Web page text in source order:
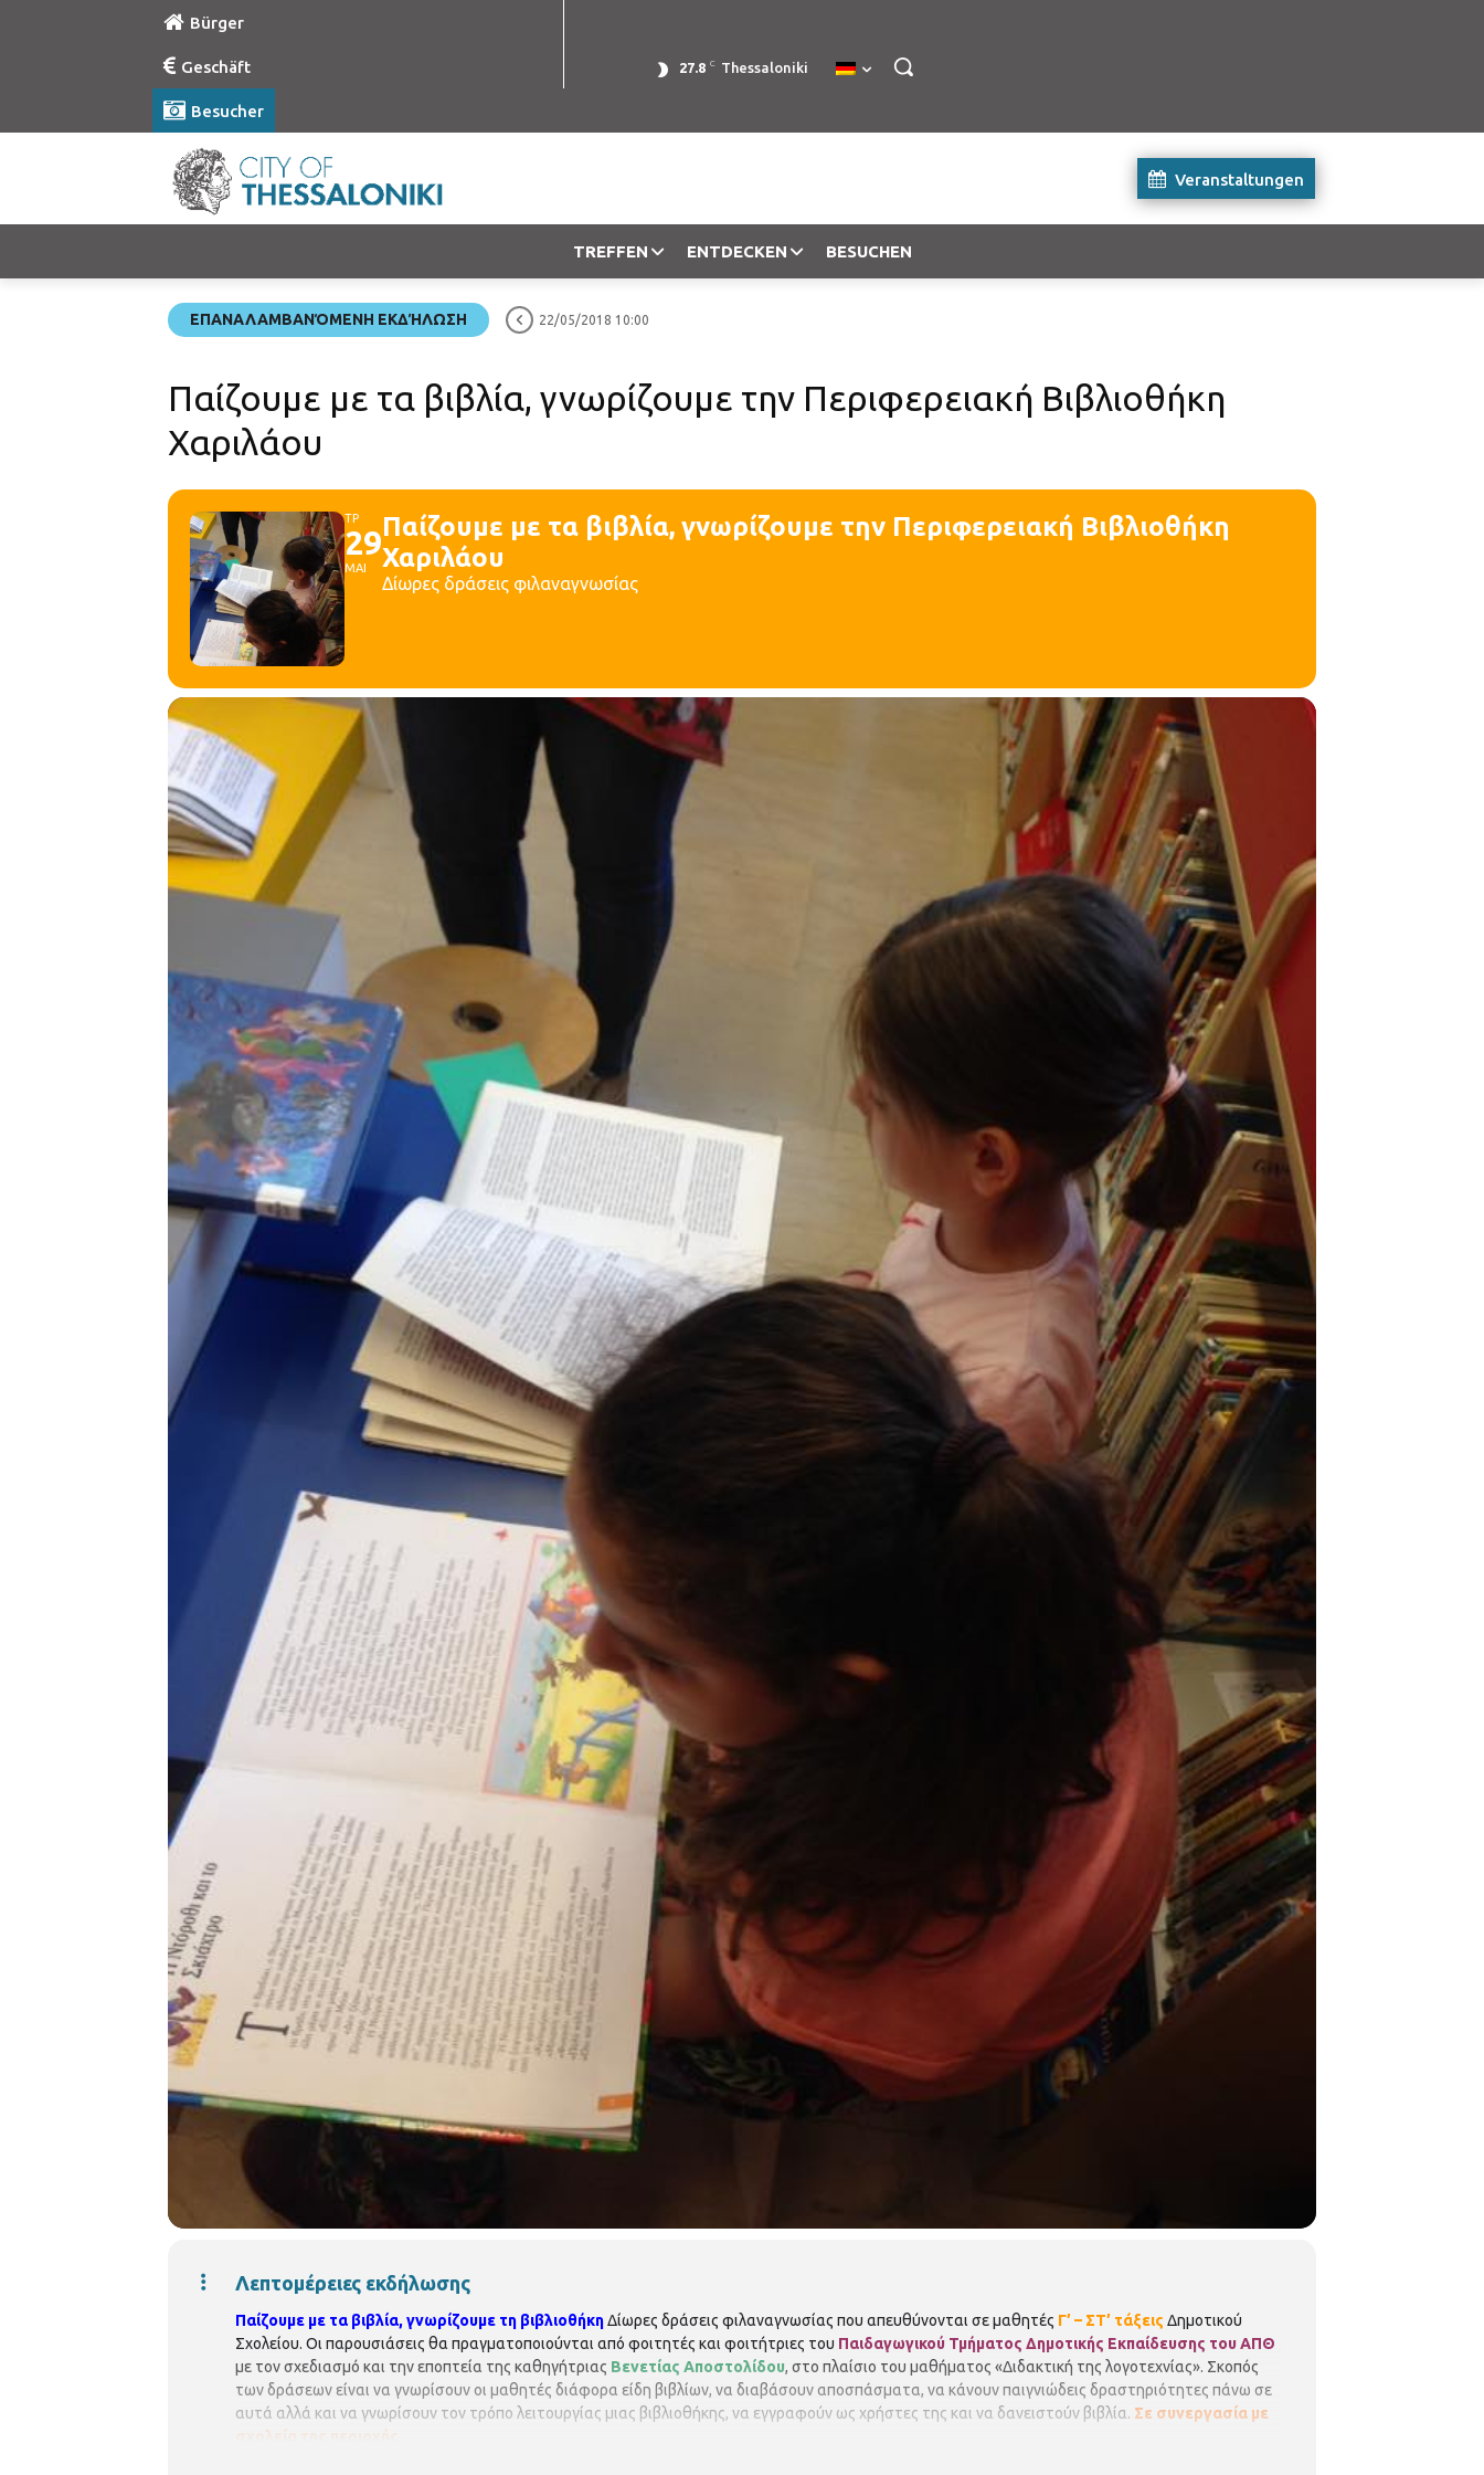
Bürger
Geschäft
Besucher
27.8 C Thessaloniki
Veranstaltungen
TREFFEN ENTDECKEN BESUCHEN
ΕΠΑΝΑΛΑΜΒΑΝΌΜΕΝΗ ΕΚΔΉΛΩΣΗ 22/05/2018 10:00
Παίζουμε με τα βιβλία, γνωρίζουμε την Περιφερειακή Βιβλιοθήκη
Χαριλάου
ΤΡ
29
ΜΑΙ
Παίζουμε με τα βιβλία, γνωρίζουμε την Περιφερειακή Βιβλιοθήκη
Χαριλάου
Δίωρες δράσεις φιλαναγνωσίας
Λεπτομέρειες εκδήλωσης
Παίζουμε με τα βιβλία, γνωρίζουμε τη βιβλιοθήκηΔίωρες δράσεις φιλαναγνωσίας που απευθύνονται σε μαθητές Γ’ – ΣΤ’ τάξεις Δημοτικού
Σχολείου. Οι παρουσιάσεις θα πραγματοποιούνται από φοιτητές και φοιτήτριες του Παιδαγωγικού Τμήματος Δημοτικής Εκπαίδευσης του ΑΠΘ
με τον σχεδιασμό και την εποπτεία της καθηγήτριας Βενετίας Αποστολίδου, στο πλαίσιο του μαθήματος «Διδακτική της λογοτεχνίας». Σκοπός
των δράσεων είναι να γνωρίσουν οι μαθητές διάφορα είδη βιβλίων, να διαβάσουν αποσπάσματα, να κάνουν παιγνιώδεις δραστηριότητες πάνω σε
αυτά αλλά και να γνωρίσουν τον τρόπο λειτουργίας μιας βιβλιοθήκης, να εγγραφούν ως χρήστες της και να δανειστούν βιβλία. Σε συνεργασία με
σχολεία της περιοχής